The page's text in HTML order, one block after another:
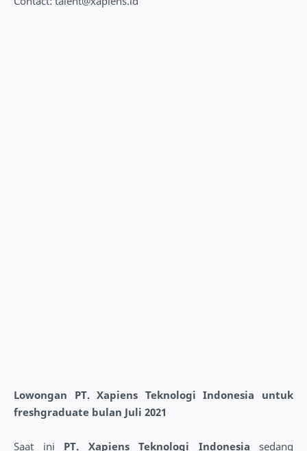
Lowongan PT. Xapiens Teknologi Indonesia untuk
freshgraduate bulan Juli 2021
Saat ini PT. Xapiens Teknologi Indonesia sedang